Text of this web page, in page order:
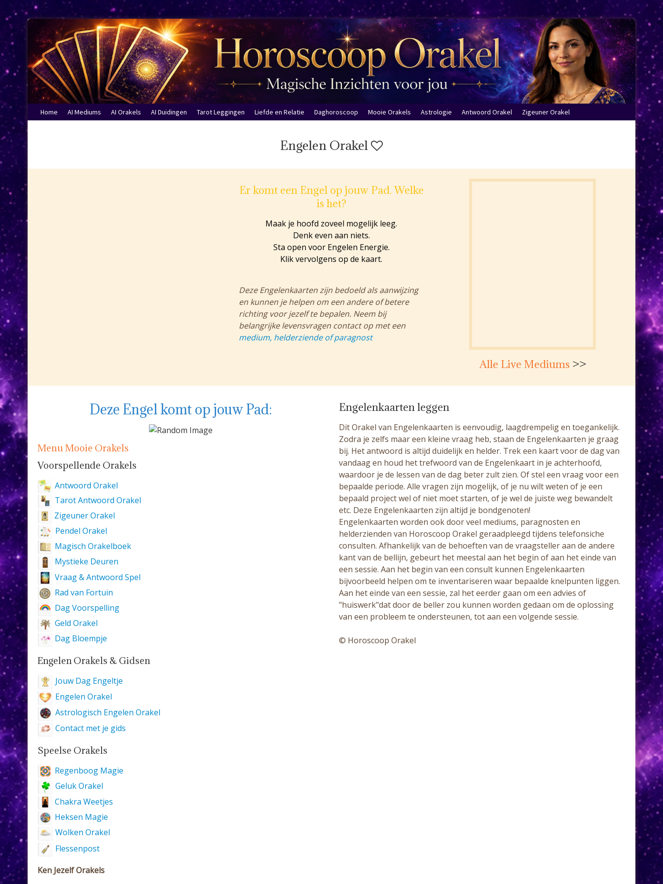
Home AI Mediums AI Orakels AI Duidingen Tarot Leggingen Liefde en Relatie Daghoroscoop Mooie Orakels Astrologie Antwoord Orakel Zigeuner Orakel
Engelen Orakel
Er komt een Engel op jouw Pad. Welke
is het?
Maak je hoofd zoveel mogelijk leeg.
Denk even aan niets.
Sta open voor Engelen Energie.
Klik vervolgens op de kaart.
Deze Engelenkaarten zijn bedoeld als aanwijzing
en kunnen je helpen om een andere of betere
richting voor jezelf te bepalen. Neem bij
belangrijke levensvragen contact op met een
medium, helderziende of paragnost
Alle Live Mediums >>
Deze Engel komt op jouw Pad:
Menu Mooie Orakels
Voorspellende Orakels
Antwoord Orakel
Tarot Antwoord Orakel
Zigeuner Orakel
Pendel Orakel
Magisch Orakelboek
Mystieke Deuren
Vraag & Antwoord Spel
Rad van Fortuin
Dag Voorspelling
Geld Orakel
Dag Bloempje
Engelen Orakels & Gidsen
Jouw Dag Engeltje
Engelen Orakel
Astrologisch Engelen Orakel
Contact met je gids
Speelse Orakels
Regenboog Magie
Geluk Orakel
Chakra Weetjes
Heksen Magie
Wolken Orakel
Flessenpost
Ken Jezelf Orakels
Engelenkaarten leggen
Dit Orakel van Engelenkaarten is eenvoudig, laagdrempelig en toegankelijk.
Zodra je zelfs maar een kleine vraag heb, staan de Engelenkaarten je graag
bij. Het antwoord is altijd duidelijk en helder. Trek een kaart voor de dag van
vandaag en houd het trefwoord van de Engelenkaart in je achterhoofd,
waardoor je de lessen van de dag beter zult zien. Of stel een vraag voor een
bepaalde periode. Alle vragen zijn mogelijk, of je nu wilt weten of je een
bepaald project wel of niet moet starten, of je wel de juiste weg bewandelt
etc. Deze Engelenkaarten zijn altijd je bondgenoten!
Engelenkaarten worden ook door veel mediums, paragnosten en
helderzienden van Horoscoop Orakel geraadpleegd tijdens telefonsiche
consulten. Afhankelijk van de behoeften van de vraagsteller aan de andere
kant van de bellijn, gebeurt het meestal aan het begin of aan het einde van
een sessie. Aan het begin van een consult kunnen Engelenkaarten
bijvoorbeeld helpen om te inventariseren waar bepaalde knelpunten liggen.
Aan het einde van een sessie, zal het eerder gaan om een advies of
"huiswerk"dat door de beller zou kunnen worden gedaan om de oplossing
van een probleem te ondersteunen, tot aan een volgende sessie.
© Horoscoop Orakel